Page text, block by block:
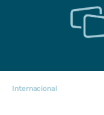
Internacional